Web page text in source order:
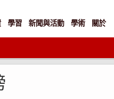
學習 新聞與活動 學術 關於